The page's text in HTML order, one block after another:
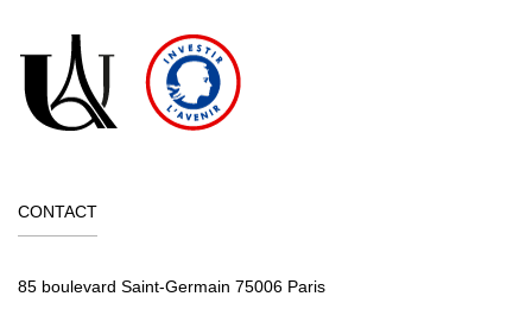
CONTACT
85 boulevard Saint-Germain 75006 Paris